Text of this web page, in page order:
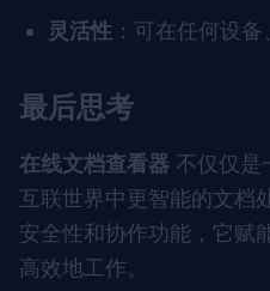
灵活性 ：可在任何设备
最后思考
在线文档查看器 不仅仅
互联世界中更智能的文档
安全性和协作功能，它赋
高效地工作。